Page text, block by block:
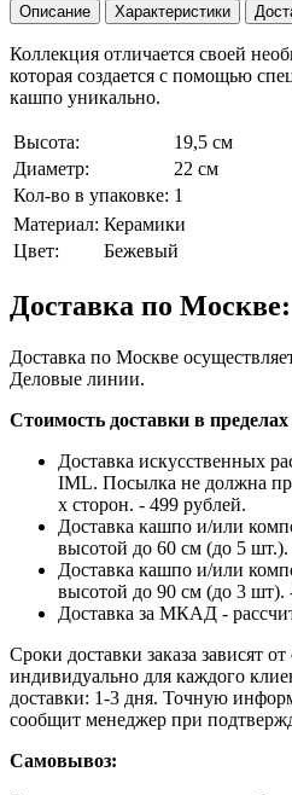
Описание Характеристики
Коллекция отличается своей
которая создается с помощью
кашпо уникально.
Высота:
19,5 см
Диаметр:
22 см
Кол-во в упаковке: 1
Материал: Керамики
Цвет:
Бежевый
Доставка по Москве:
Доставка по Москве
Деловые линии.
Стоимость доставки в
Доставка искусственных
IML. Посылка не должна
х сторон. - 499 рублей.
Доставка кашпо и/или
высотой до 60 см (до 5 шт.).
Доставка кашпо и/или
высотой до 90 см (до 3 шт).
Доставка за МКАД -
Сроки доставки заказа зависят
индивидуально для каждого
доставки: 1-3 дня. Точную
сообщит менеджер при
Самовывоз: